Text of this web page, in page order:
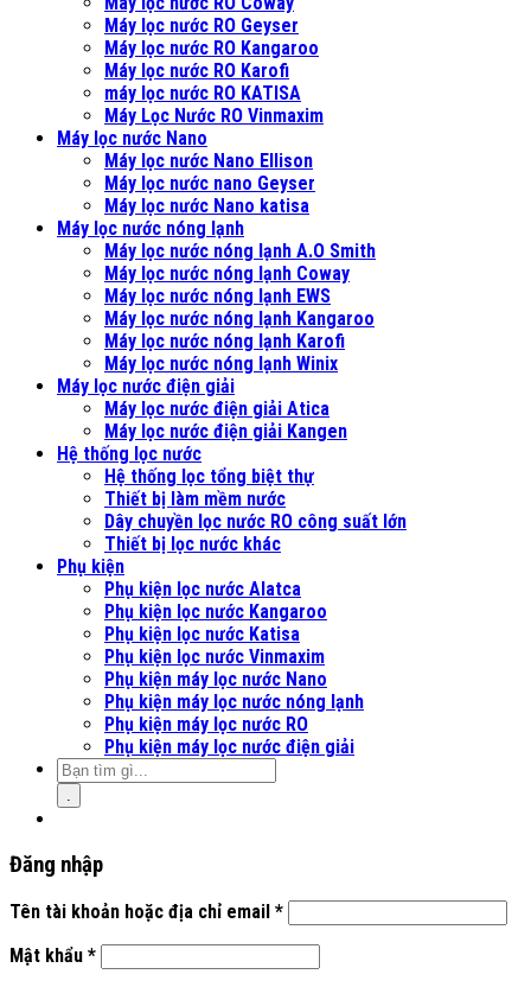
Máy lọc nước RO Geyser
Máy lọc nước RO Kangaroo
Máy lọc nước RO Karofi
máy lọc nước RO KATISA
Máy Lọc Nước RO Vinmaxim
Máy lọc nước Nano
Máy lọc nước Nano Ellison
Máy lọc nước nano Geyser
Máy lọc nước Nano katisa
Máy lọc nước nóng lạnh
Máy lọc nước nóng lạnh A.O Smith
Máy lọc nước nóng lạnh Coway
Máy lọc nước nóng lạnh EWS
Máy lọc nước nóng lạnh Kangaroo
Máy lọc nước nóng lạnh Karofi
Máy lọc nước nóng lạnh Winix
Máy lọc nước điện giải
Máy lọc nước điện giải Atica
Máy lọc nước điện giải Kangen
Hệ thống lọc nước
Hệ thống lọc tổng biệt thự
Thiết bị làm mềm nước
Dây chuyền lọc nước RO công suất lớn
Thiết bị lọc nước khác
Phụ kiện
Phụ kiện lọc nước Alatca
Phụ kiện lọc nước Kangaroo
Phụ kiện lọc nước Katisa
Phụ kiện lọc nước Vinmaxim
Phụ kiện máy lọc nước Nano
Phụ kiện máy lọc nước nóng lạnh
Phụ kiện máy lọc nước RO
Phụ kiện máy lọc nước điện giải
Đăng nhập
Tên tài khoản hoặc địa chỉ email *
Mật khẩu *